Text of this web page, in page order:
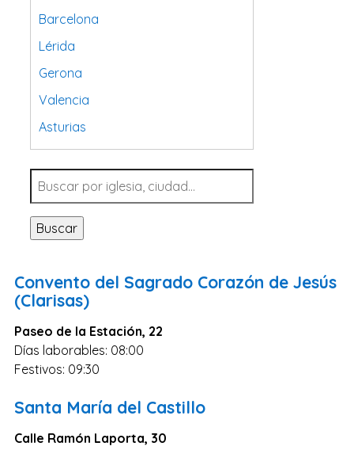
Barcelona
Lérida
Gerona
Valencia
Asturias
Tarragona
Navarra
Valladolid
Sevilla
Santa Cruz de Tenerife
Islas Baleares
Las Palmas
Buscar
Convento del Sagrado Corazón de Jesús
(Clarisas)
Paseo de la Estación, 22
Días laborables: 08:00
Festivos: 09:30
Santa María del Castillo
Calle Ramón Laporta, 30